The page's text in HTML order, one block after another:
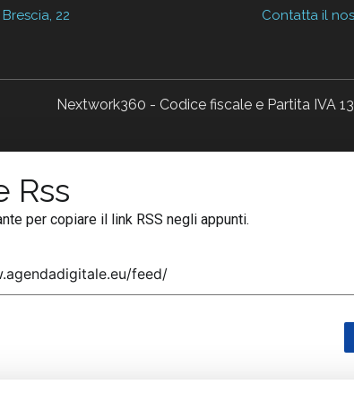
22
Contatta il
Nextwork360 - Codice fiscale e Partita IVA
Rss
per copiare il link RSS negli appunti.